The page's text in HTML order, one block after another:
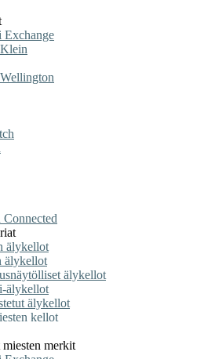
Exchange
Connected
älykellot
älykellot
älykellot
älykellot
älykellot
kellot
merkit